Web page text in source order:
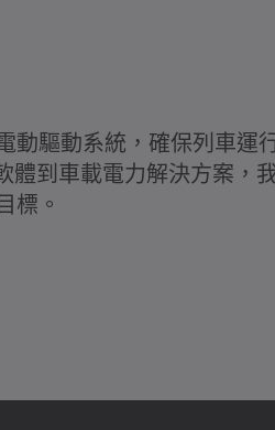
動驅動系統，確保列車運
體到車載電力解決方案，
標。